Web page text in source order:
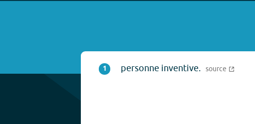
1 personne inventive. source